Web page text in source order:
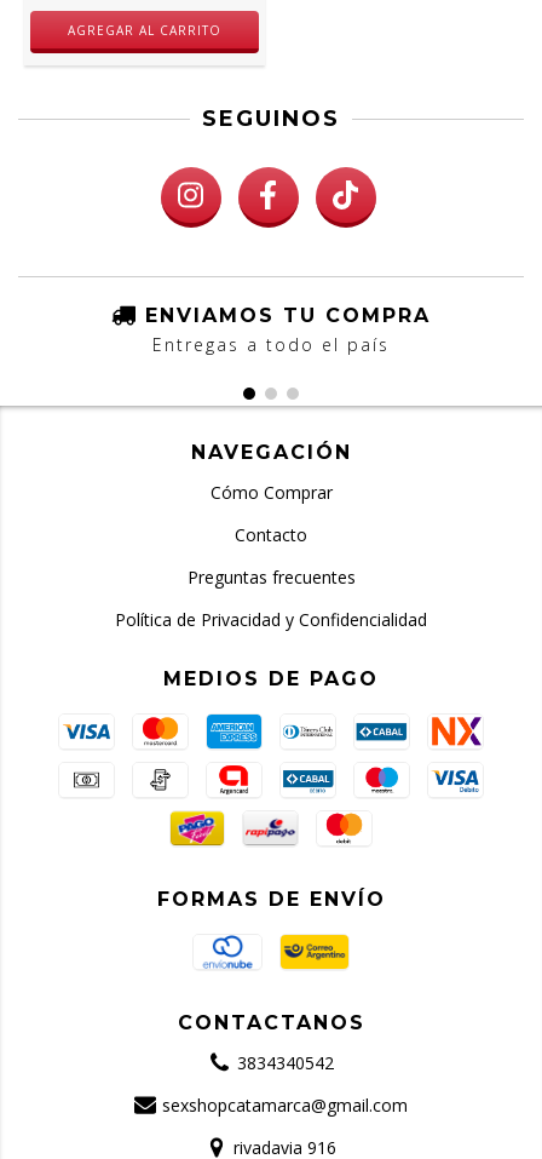
SEGUINOS
ENVIAMOS TU COMPRA
Entregas a todo el país
NAVEGACIÓN
Cómo Comprar
Contacto
Preguntas frecuentes
Política de Privacidad y Confidencialidad
MEDIOS DE PAGO
FORMAS DE ENVÍO
CONTACTANOS
3834340542
sexshopcatamarca@gmail.com
rivadavia 916